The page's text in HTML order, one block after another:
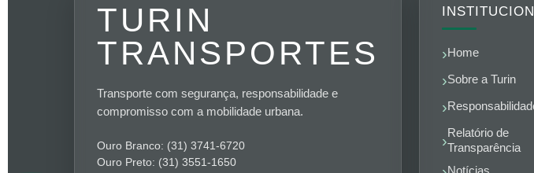
TURIN
TRANSPORTES
Transporte com segurança, responsabilidade e
compromisso com a mobilidade urbana.
Ouro Branco: (31) 3741-6720
Ouro Preto: (31) 3551-1650
Home
Sobre a Turin
Relatório de
Transparência